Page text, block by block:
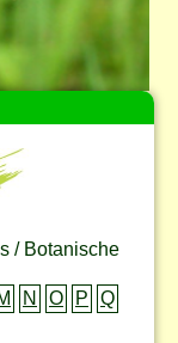
/ Botanische
N O P
Q